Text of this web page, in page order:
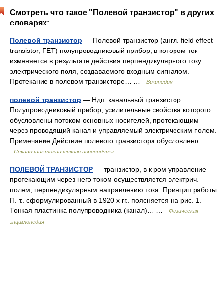
Смотреть что такое "Полевой транзистор" в других
словарях:
Полевой транзистор — Полевой транзистор (англ. field effect
transistor, FET) полупроводниковый прибор, в котором ток
изменяется в результате действия перпендикулярного току
электрического поля, создаваемого входным сигналом.
Протекание в полевом транзисторе… …
Википедия
полевой транзистор — Ндп. канальный транзистор
Полупроводниковый прибор, усилительные свойства которого
обусловлены потоком основных носителей, протекающим
через проводящий канал и управляемый электрическим полем.
Примечание Действие полевого транзистора обусловлено… …
Справочник технического переводчика
ПОЛЕВОЙ ТРАНЗИСТОР — транзистор, в к ром управление
протекающим через него током осуществляется электрич.
полем, перпендикулярным направлению тока. Принцип работы
П. т., сформулированный в 1920 х гг., поясняется на рис. 1.
Тонкая пластинка полупроводника (канал)… …
Физическая
энциклопедия